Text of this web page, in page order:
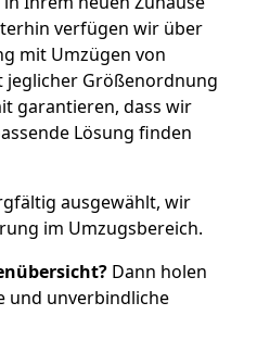
verfügen wir über
mit Umzügen von
jeglicher Größenordnung
garantieren, dass wir
Lösung finden
ausgewählt, wir
im Umzugsbereich.
Dann holen
und unverbindliche